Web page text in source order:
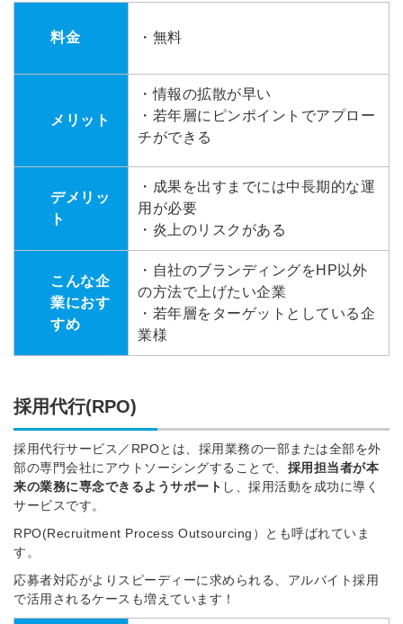
料金 ・無料
メリット
・情報の拡散が早い
・若年層にピンポイントでアプロー
チができる
デメリッ
ト
・成果を出すまでには中長期的な運
用が必要
・炎上のリスクがある
こんな企
業におす
すめ
・自社のブランディングをHP以外
の方法で上げたい企業
・若年層をターゲットとしている企
業様
採用代行(RPO)
採用代行サービス／RPOとは、採用業務の一部または全部を外
部の専門会社にアウトソーシングすることで、 採用担当者が本
来の業務に専念できるようサポート し、採用活動を成功に導く
サービスです。
RPO(Recruitment Process Outsourcing）とも呼ばれていま
す。
応募者対応がよりスピーディーに求められる、アルバイト採用
で活用されるケースも増えています！